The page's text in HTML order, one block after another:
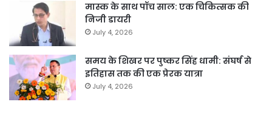
मास्क के साथ पॉच साल: एक चिकित्सक की
निजी डायरी
July 4, 2026
समय के शिखर पर पुष्कर सिंह धामी: संघर्ष से
इतिहास तक की एक प्रेरक यात्रा
July 4, 2026